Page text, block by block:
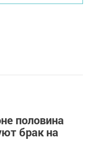
половина
брак на